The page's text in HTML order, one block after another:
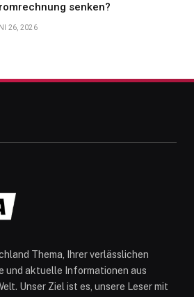
senken?
26, 2026
Thema, Ihrer verlässlichen
und aktuelle Informationen aus
Unser Ziel ist es, unsere Leser mit